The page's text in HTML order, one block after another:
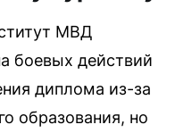
МВД
боевых действий
диплома из-за
образования, но